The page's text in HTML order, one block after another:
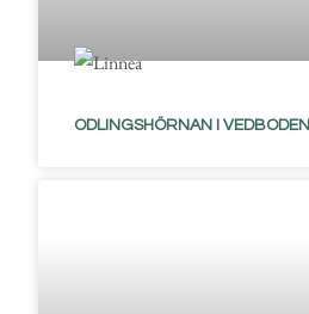
ODLINGSHÖRNAN I VEDBODEN